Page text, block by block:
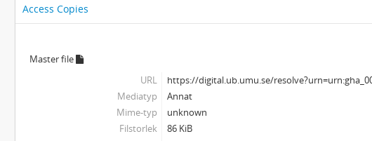
Access Copies
Master file
URL
https://digital.ub.umu.se/
Mediatyp
Annat
Mime-typ
unknown
Filstorlek
86 KiB